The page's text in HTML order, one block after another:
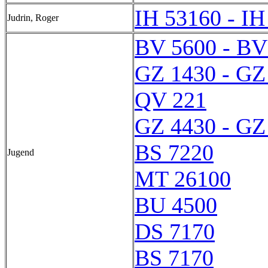
Judrin, Roger IH 53160 -
Jugend
BV 5600 -
GZ 1430 -
QV 221
GZ 4430 -
BS 7220
MT 26100
BU 4500
DS 7170
BS 7170